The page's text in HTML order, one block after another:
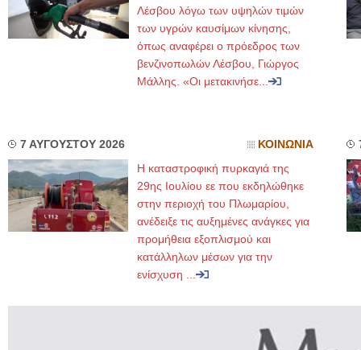
Λέσβου λόγω των υψηλών τιμών
των υγρών καυσίμων κίνησης,
όπως αναφέρει ο πρόεδρος των
βενζινοπωλών Λέσβου, Γιώργος
Μάλλης. «Οι μετακινήσε...
7 ΑΥΓΟΥΣΤΟΥ 2026 ΚΟΙΝΩΝΙΑ
Η καταστροφική πυρκαγιά της
29ης Ιουλίου εε που εκδηλώθηκε
στην περιοχή του Πλωμαρίου,
ανέδειξε τις αυξημένες ανάγκες για
προμήθεια εξοπλισμού και
κατάλληλων μέσων για την
ενίσχυση ...